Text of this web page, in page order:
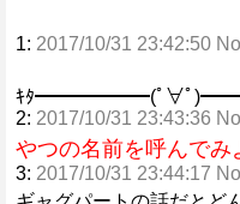
1: 2017/10/31 23:42:50
ｷﾀ━━━━━━(ﾟ∀ﾟ
2: 2017/10/31 23:43:36
やつの名前を呼んでみ
3: 2017/10/31 23:44:17